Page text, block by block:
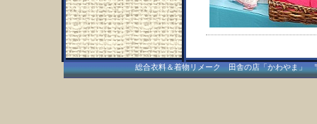
総合衣料＆着物リメーク 田舎の店「かわやま」